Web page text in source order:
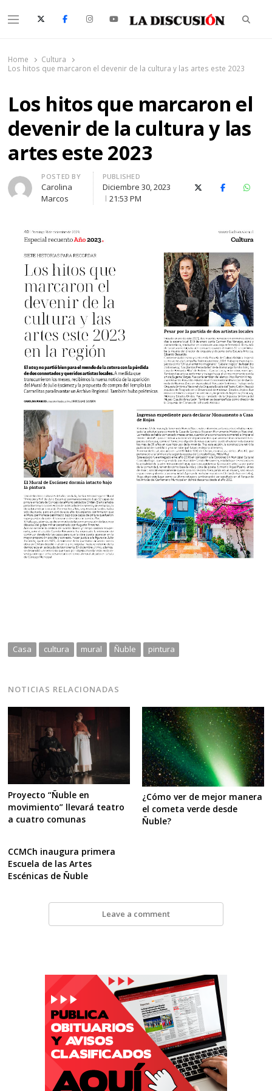
Menu
Home
Cultura
Los hitos que marcaron el devenir de la cultura y las artes este 2023
Los hitos que marcaron el
devenir de la cultura y las
artes este 2023
Author
POSTED BY
Carolina
Marcos
PUBLISHED
Diciembre 30, 2023
21:53 PM
X (Twitter)Facebook
Casa cultura mural Ñuble pintura
NOTICIAS RELACIONADAS
Proyecto “Ñuble en
movimiento” llevará teatro
a cuatro comunas
¿Cómo ver de mejor manera
el cometa verde desde
Ñuble?
CCMCh inaugura primera
Escuela de las Artes
Escénicas de Ñuble
Leave a comment
de
entradas